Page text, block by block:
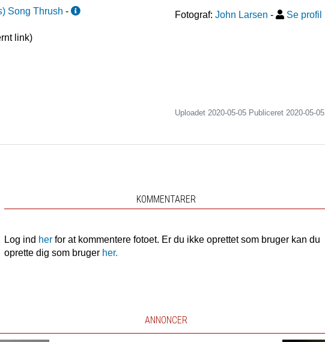
) Song Thrush -
link)
Fotograf: John Larsen - Se profil
Uploadet 2020-05-05 Publiceret 2020-05-05
KOMMENTARER
Log ind her for at kommentere fotoet. Er du ikke oprettet som bruger kan du
oprette dig som bruger her.
ANNONCER